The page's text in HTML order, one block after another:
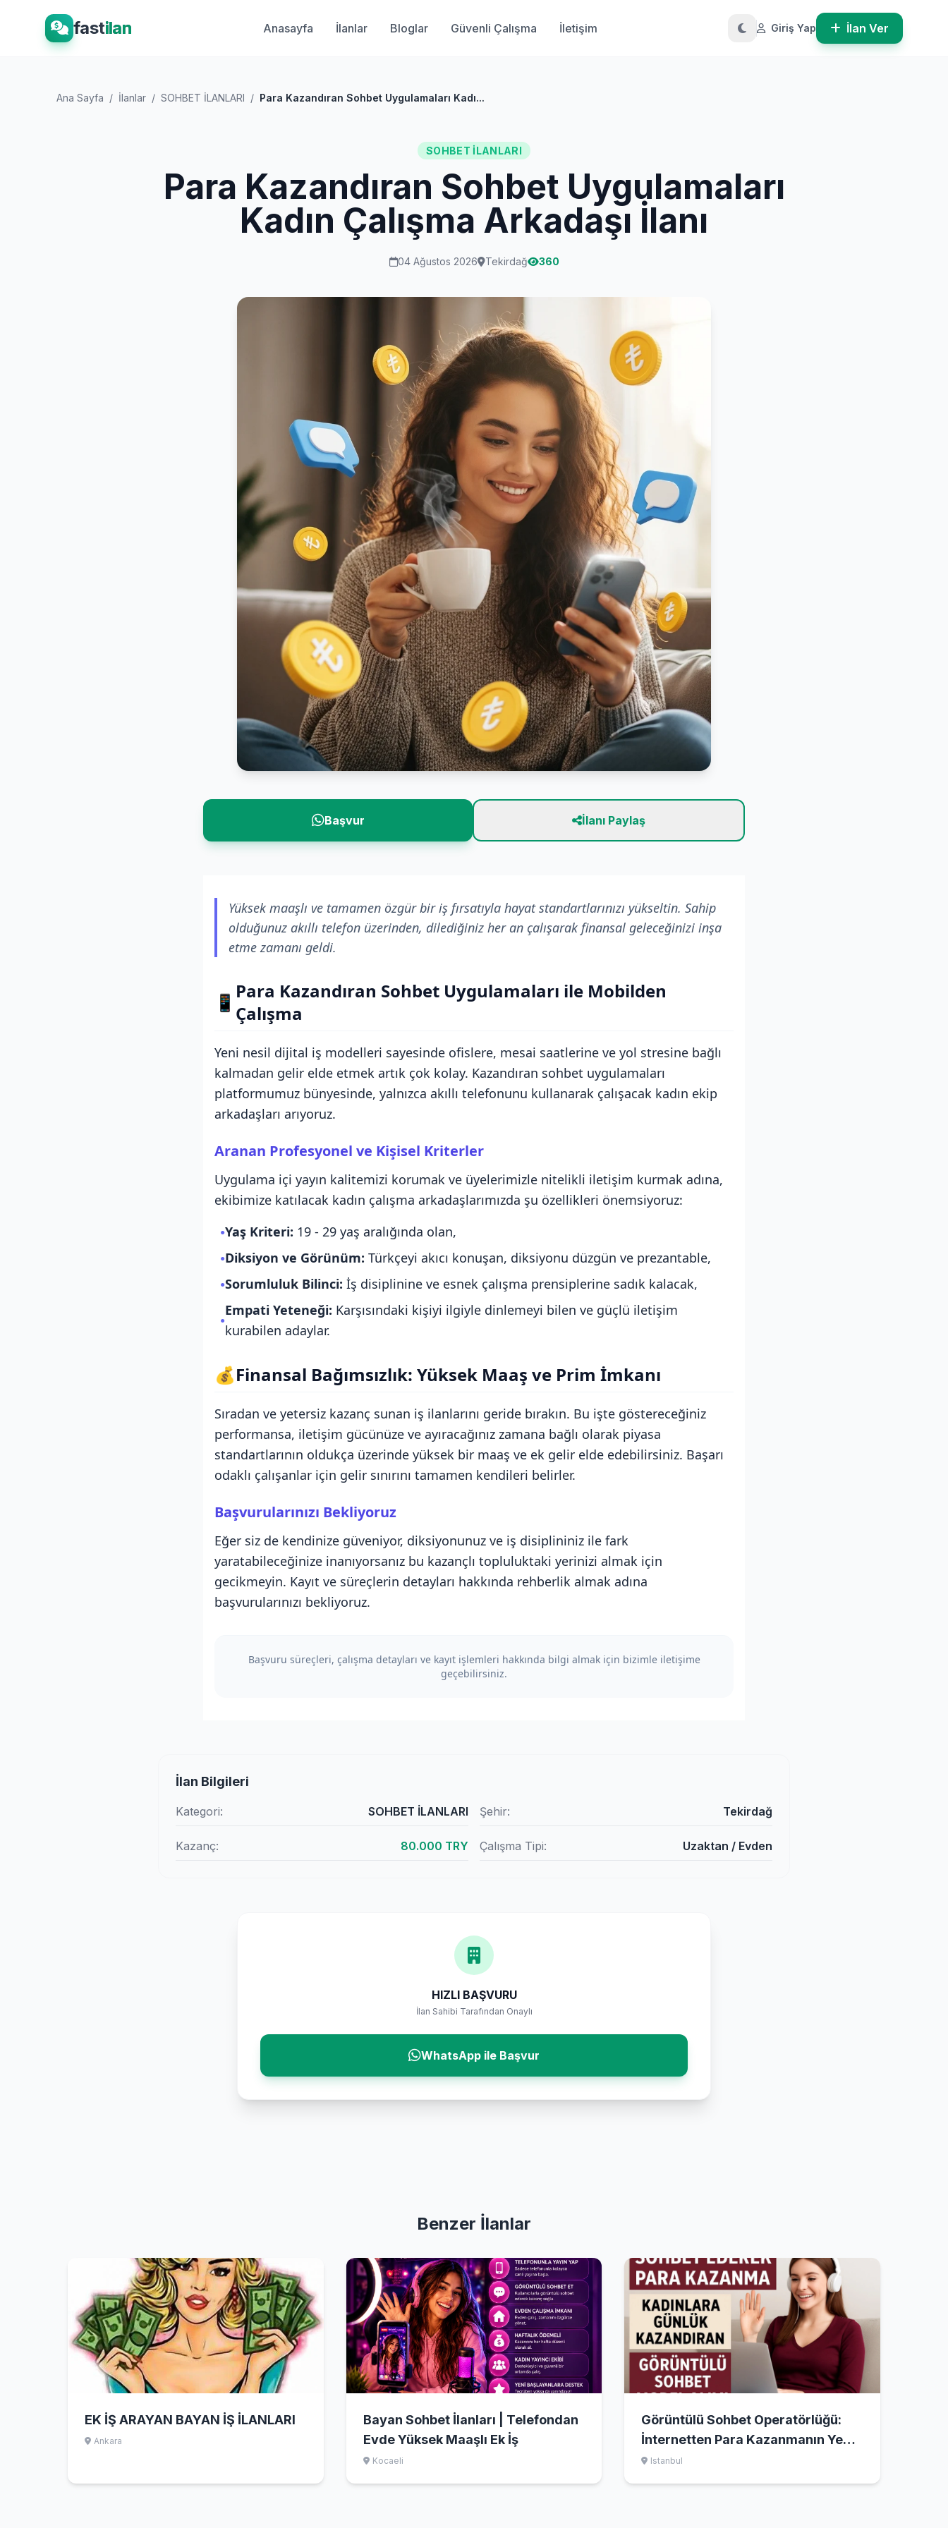
fastilan Anasayfa İlanlar Bloglar Güvenli Çalışma İletişim Giriş Yap İlan Ver
Ana Sayfa / İlanlar / SOHBET İLANLARI / Para Kazandıran Sohbet Uygulamaları Kadı...
SOHBET İLANLARI
Para Kazandıran Sohbet Uygulamaları
Kadın Çalışma Arkadaşı İlanı
04 Ağustos 2026 Tekirdağ 360
Başvur İlanı Paylaş
Yüksek maaşlı ve tamamen özgür bir iş fırsatıyla hayat standartlarınızı yükseltin. Sahip
olduğunuz akıllı telefon üzerinden, dilediğiniz her an çalışarak finansal geleceğinizi inşa
etme zamanı geldi.
📱 Para Kazandıran Sohbet Uygulamaları ile Mobilden
Çalışma
Yeni nesil dijital iş modelleri sayesinde ofislere, mesai saatlerine ve yol stresine bağlı
kalmadan gelir elde etmek artık çok kolay. Kazandıran sohbet uygulamaları
platformumuz bünyesinde, yalnızca akıllı telefonunu kullanarak çalışacak kadın ekip
arkadaşları arıyoruz.
Aranan Profesyonel ve Kişisel Kriterler
Uygulama içi yayın kalitemizi korumak ve üyelerimizle nitelikli iletişim kurmak adına,
ekibimize katılacak kadın çalışma arkadaşlarımızda şu özellikleri önemsiyoruz:
●Yaş Kriteri: 19 - 29 yaş aralığında olan,
●Diksiyon ve Görünüm: Türkçeyi akıcı konuşan, diksiyonu düzgün ve prezantable,
●Sorumluluk Bilinci: İş disiplinine ve esnek çalışma prensiplerine sadık kalacak,
●
Empati Yeteneği: Karşısındaki kişiyi ilgiyle dinlemeyi bilen ve güçlü iletişim
kurabilen adaylar.
💰Finansal Bağımsızlık: Yüksek Maaş ve Prim İmkanı
Sıradan ve yetersiz kazanç sunan iş ilanlarını geride bırakın. Bu işte göstereceğiniz
performansa, iletişim gücünüze ve ayıracağınız zamana bağlı olarak piyasa
standartlarının oldukça üzerinde yüksek bir maaş ve ek gelir elde edebilirsiniz. Başarı
odaklı çalışanlar için gelir sınırını tamamen kendileri belirler.
Başvurularınızı Bekliyoruz
Eğer siz de kendinize güveniyor, diksiyonunuz ve iş disiplininiz ile fark
yaratabileceğinize inanıyorsanız bu kazançlı topluluktaki yerinizi almak için
gecikmeyin. Kayıt ve süreçlerin detayları hakkında rehberlik almak adına
başvurularınızı bekliyoruz.
Başvuru süreçleri, çalışma detayları ve kayıt işlemleri hakkında bilgi almak için bizimle iletişime
geçebilirsiniz.
İlan Bilgileri
Kategori: SOHBET İLANLARI Şehir: Tekirdağ
Kazanç: 80.000 TRY Çalışma Tipi: Uzaktan / Evden
HIZLI BAŞVURU
İlan Sahibi Tarafından Onaylı
WhatsApp ile Başvur
Benzer İlanlar
EK İŞ ARAYAN BAYAN İŞ İLANLARI
Ankara
Bayan Sohbet İlanları | Telefondan
Evde Yüksek Maaşlı Ek İş
Kocaeli
Görüntülü Sohbet Operatörlüğü:
İnternetten Para Kazanmanın Yeni
Yolu
Istanbul